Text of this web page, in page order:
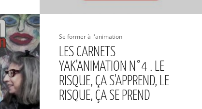
Se former à l'animation
LES CARNETS
YAK'ANIMATION N°4 . LE
RISQUE, ÇA S'APPREND, LE
RISQUE, ÇA SE PREND